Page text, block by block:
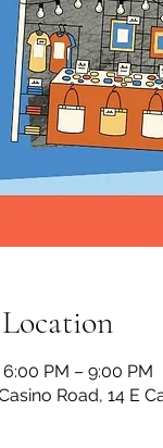
PM – 9:00 PM
Road, 14 E